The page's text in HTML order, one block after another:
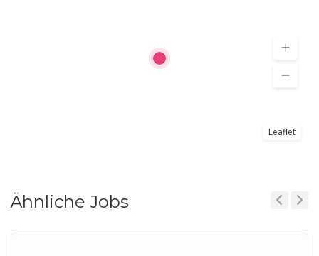
Leaflet
Ähnliche Jobs